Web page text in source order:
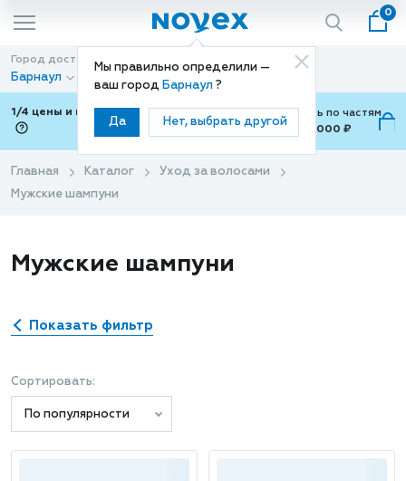
Мы правильно определили —
ваш город Барнаул ?
Да Нет, выбрать другой
0
Город доставки
Барнаул
Способ доставки
Доставка
1/4 цены и покупки ваши с Подели
Можно оплатить по частям
от 700 ₽ до 15,000 ₽
Главная Каталог
Уход за волосами
Мужские шампуни
Мужские шампуни
Показать фильтр
Сортировать:
По популярности